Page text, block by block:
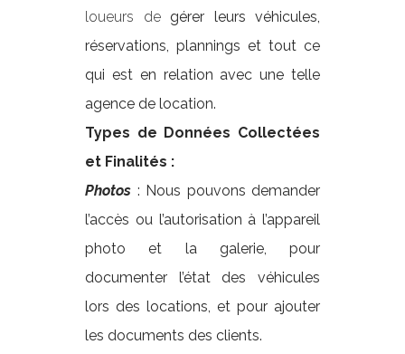
loueurs de gérer leurs véhicules,
réservations, plannings et tout ce
qui est en relation avec une telle
agence de location.
Types de Données Collectées
et Finalités :
Photos : Nous pouvons demander
l’accès ou l’autorisation à l’appareil
photo et la galerie, pour
documenter l’état des véhicules
lors des locations, et pour ajouter
les documents des clients.